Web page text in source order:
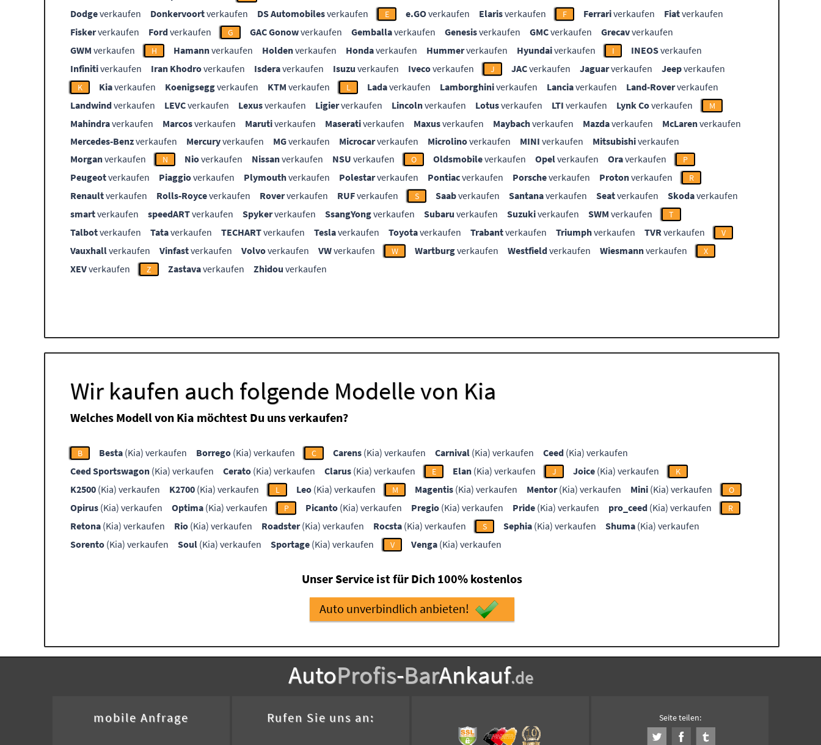
Dodgeverkaufen Donkervoortverkaufen DS Automobilesverkaufen E e.GOverkaufen Elarisverkaufen F Ferrariverkaufen Fiatverkaufen
Fiskerverkaufen Fordverkaufen G GAC Gonowverkaufen Gemballaverkaufen Genesisverkaufen GMCverkaufen Grecavverkaufen
GWM verkaufen H Hamannverkaufen Holdenverkaufen Hondaverkaufen Hummerverkaufen Hyundaiverkaufen I INEOSverkaufen
Infinitiverkaufen Iran Khodroverkaufen Isderaverkaufen Isuzu verkaufen Ivecoverkaufen J JACverkaufen Jaguarverkaufen Jeepverkaufen
K Kiaverkaufen Koenigseggverkaufen KTM verkaufen L Ladaverkaufen Lamborghiniverkaufen Lanciaverkaufen Land-Roververkaufen
Landwindverkaufen LEVCverkaufen Lexusverkaufen Ligierverkaufen Lincolnverkaufen Lotusverkaufen LTI verkaufen Lynk Coverkaufen M
Mahindraverkaufen Marcosverkaufen Marutiverkaufen Maserativerkaufen Maxusverkaufen Maybachverkaufen Mazdaverkaufen McLarenverkaufen
Mercedes-Benzverkaufen Mercuryverkaufen MGverkaufen Microcarverkaufen Microlinoverkaufen MINI verkaufen Mitsubishiverkaufen
Morganverkaufen N Nioverkaufen Nissanverkaufen NSU verkaufen O Oldsmobileverkaufen Opelverkaufen Oraverkaufen P
Peugeotverkaufen Piaggioverkaufen Plymouthverkaufen Polestarverkaufen Pontiacverkaufen Porscheverkaufen Protonverkaufen R
Renaultverkaufen Rolls-Royceverkaufen Roververkaufen RUFverkaufen S Saabverkaufen Santanaverkaufen Seatverkaufen Skodaverkaufen
smartverkaufen speedARTverkaufen Spykerverkaufen SsangYongverkaufen Subaru verkaufen Suzukiverkaufen SWM verkaufen T
Talbotverkaufen Tataverkaufen TECHARTverkaufen Teslaverkaufen Toyotaverkaufen Trabantverkaufen Triumphverkaufen TVRverkaufen V
Vauxhallverkaufen Vinfastverkaufen Volvoverkaufen VWverkaufen W Wartburgverkaufen Westfieldverkaufen Wiesmannverkaufen X
XEVverkaufen Z Zastavaverkaufen Zhidou verkaufen
Wir kaufen auch folgende Modelle von Kia
Welches Modell von Kia möchtest Du uns verkaufen?
B Besta (Kia) verkaufen Borrego (Kia) verkaufen C Carens (Kia) verkaufen Carnival (Kia) verkaufen Ceed (Kia) verkaufen
Ceed Sportswagon (Kia) verkaufen Cerato (Kia) verkaufen Clarus (Kia) verkaufen E Elan (Kia) verkaufen J Joice (Kia) verkaufen K
K2500 (Kia) verkaufen K2700 (Kia) verkaufen L Leo (Kia) verkaufen M Magentis (Kia) verkaufen Mentor(Kia) verkaufen Mini (Kia) verkaufen O
Opirus (Kia) verkaufen Optima (Kia) verkaufen P Picanto (Kia) verkaufen Pregio (Kia) verkaufen Pride (Kia) verkaufen pro_ceed (Kia) verkaufen R
Retona (Kia) verkaufen Rio (Kia) verkaufen Roadster(Kia) verkaufen Rocsta (Kia) verkaufen S Sephia (Kia) verkaufen Shuma (Kia) verkaufen
Sorento (Kia) verkaufen Soul (Kia) verkaufen Sportage (Kia) verkaufen V Venga (Kia) verkaufen
Unser Service ist für Dich 100% kostenlos
Auto unverbindlich anbieten!
AutoProfis-BarAnkauf.de
mobile Anfrage Rufen Sie uns an: Seite teilen: